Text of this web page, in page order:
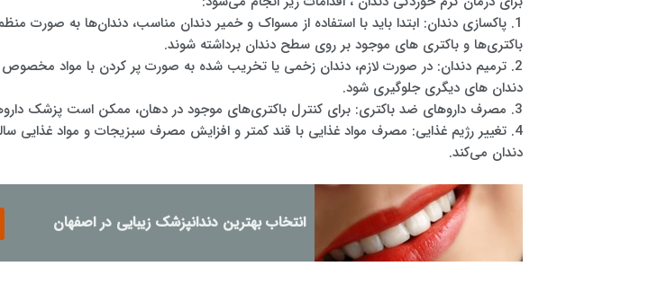
1. پاکسازی دندان: ابتدا باید با استفاده از مسواک و خمیر دندان مناسب، دندان‌ها به صورت
باکتری‌ها و باکتری های موجود بر روی سطح دندان برداشته شوند.
2. ترمیم دندان: در صورت لازم، دندان زخمی یا تخریب شده به صورت پر کردن با مواد مخصوص
دندان های دیگری جلوگیری شود.
3. مصرف داروهای ضد باکتری: برای کنترل باکتری‌های موجود در دهان، ممکن است پزشک داروهای ضد باکتری تجویز کند.
4. تغییر رژیم غذایی: مصرف مواد غذایی با قند کمتر و افزایش مصرف سبزیجات و مواد غذایی
دندان می‌کند.
انتخاب بهترین دندانپزشک زیبایی در اصفهان